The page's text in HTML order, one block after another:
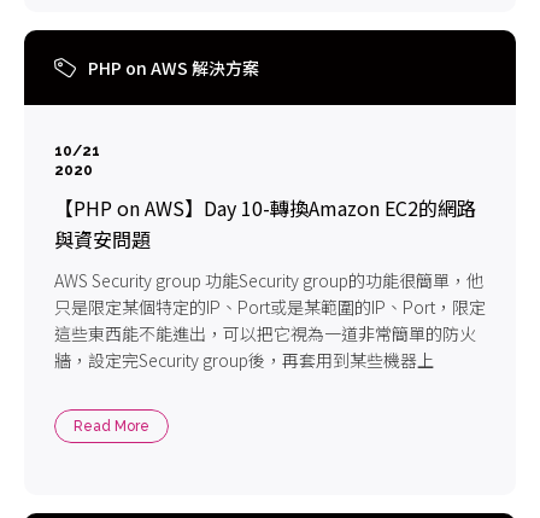
PHP on AWS 解決方案
10/21
2020
【PHP on AWS】Day 10-轉換Amazon EC2的網路
與資安問題
AWS Security group 功能Security group的功能很簡單，他
只是限定某個特定的IP、Port或是某範圍的IP、Port，限定
這些東西能不能進出，可以把它視為一道非常簡單的防火
牆，設定完Security group後，再套用到某些機器上
Read More